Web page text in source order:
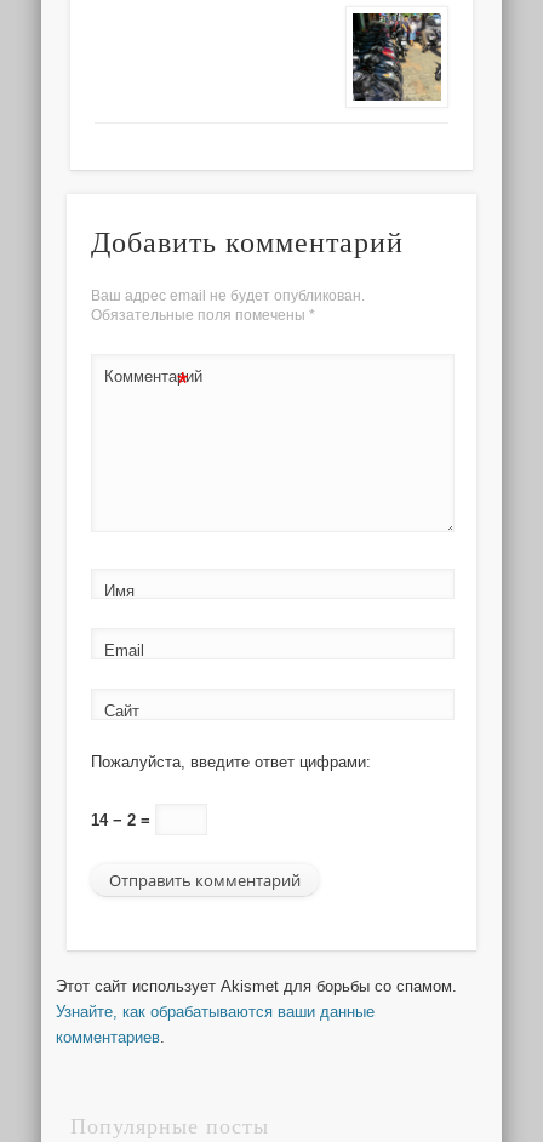
Добавить комментарий
Ваш адрес email не будет опубликован.
Обязательные поля помечены *
Комментарий
*
Имя
Email
Сайт
Пожалуйста, введите ответ цифрами:
14 − 2 =
Этот сайт использует Akismet для борьбы со спамом.
Узнайте, как обрабатываются ваши данные
комментариев.
Популярные посты